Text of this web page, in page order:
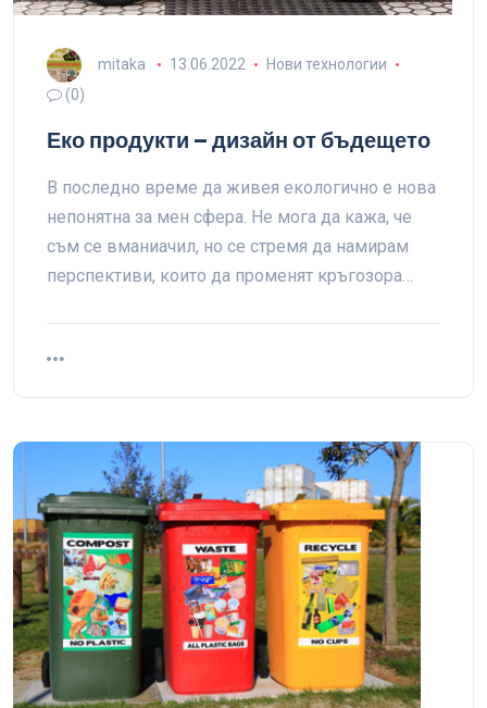
mitaka 13.06.2022
Нови технологии
(0)
Еко продукти – дизайн от бъдещето
В последно време да живея екологично е нова
непонятна за мен сфера. Не мога да кажа, че
съм се вманиачил, но се стремя да намирам
перспективи, които да променят кръгозора…